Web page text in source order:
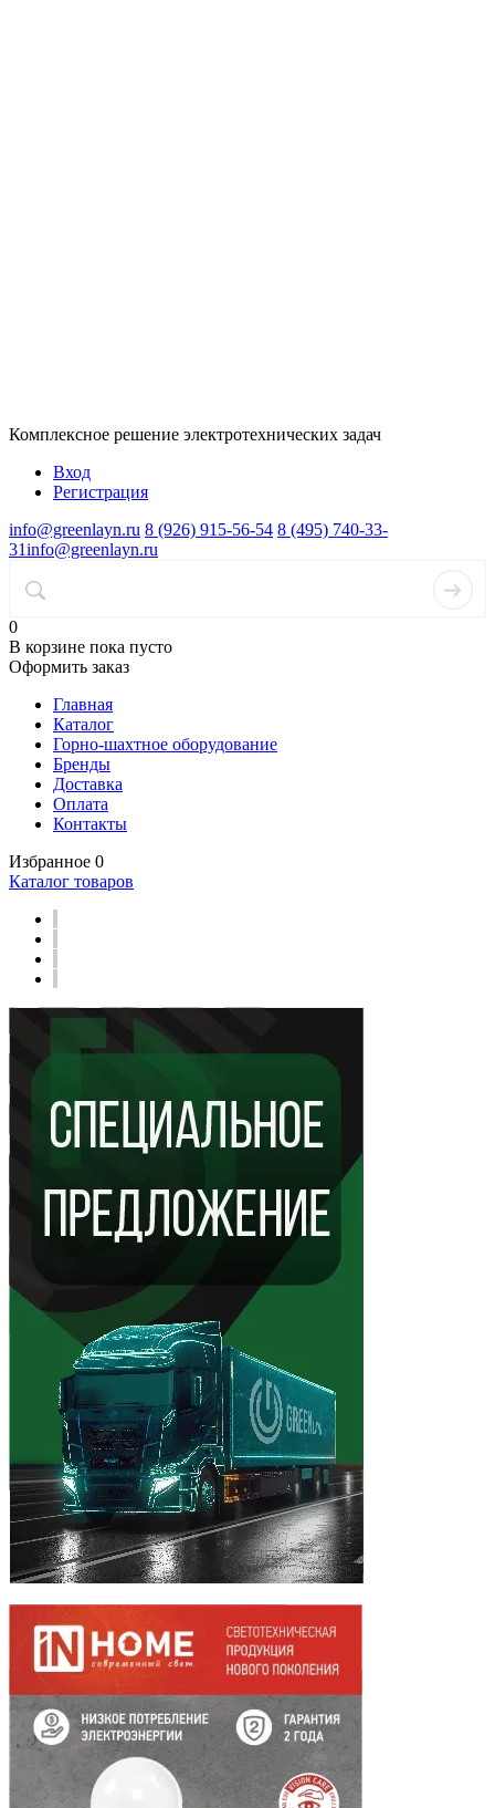
Комплексное решение электротехнических задач
Вход
Регистрация
info@greenlayn.ru 8 (926) 915-56-54 8 (495) 740-33-
31info@greenlayn.ru
0
В корзине пока пусто
Оформить заказ
Главная
Каталог
Горно-шахтное оборудование
Бренды
Доставка
Оплата
Контакты
Избранное 0
Каталог товаров